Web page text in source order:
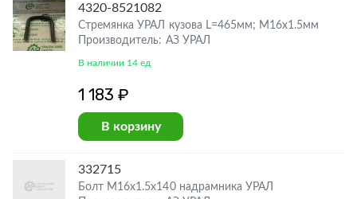
4320-8521082
Стремянка УРАЛ кузова L=465мм; М16х1.5мм
Производитель: АЗ УРАЛ
В наличии 14 ед
1 183 ₽
В корзину
332715
Болт М16х1.5х140 надрамника УРАЛ